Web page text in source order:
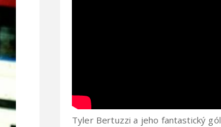
Tyler Bertuzzi a jeho fantastický gól